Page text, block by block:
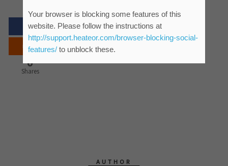
0
Shares
AUTHOR
Your browser is blocking some features of this
website. Please follow the instructions at
http://support.heateor.com/browser-blocking-social-
features/to unblock these.